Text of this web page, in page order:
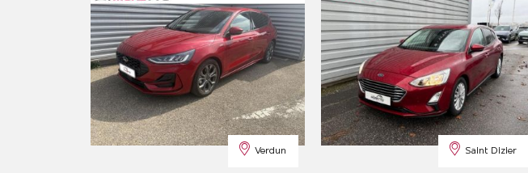
Verdun Saint Dizier